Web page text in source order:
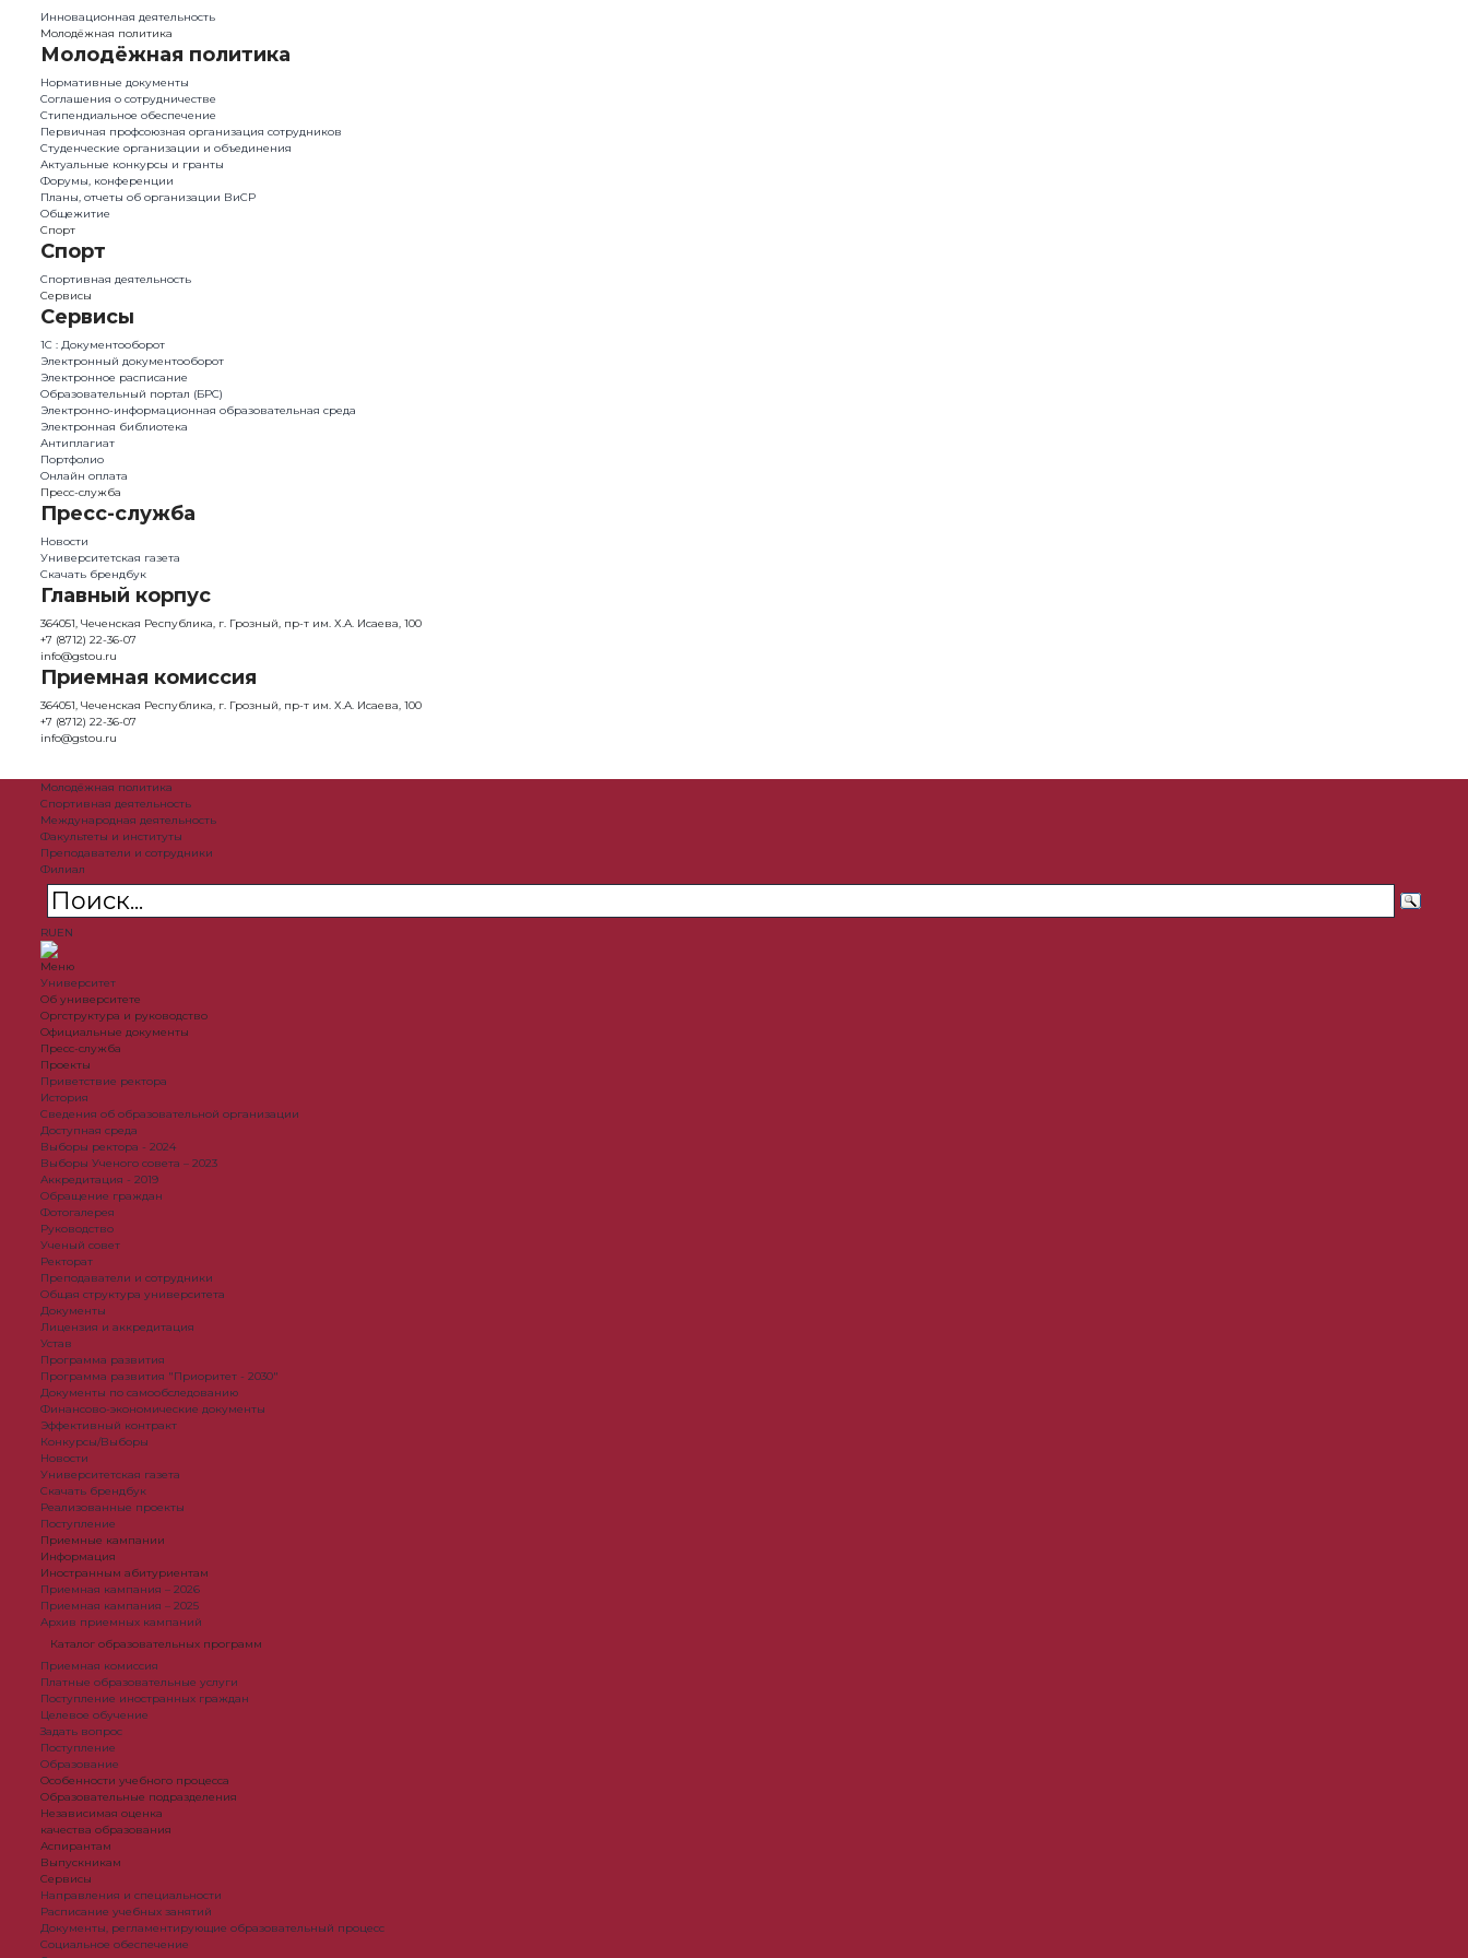
Инновационная деятельность
Молодёжная политика
Молодёжная политика
Нормативные документы
Соглашения о сотрудничестве
Стипендиальное обеспечение
Первичная профсоюзная организация сотрудников
Студенческие организации и объединения
Актуальные конкурсы и гранты
Форумы, конференции
Планы, отчеты об организации ВиСР
Общежитие
Спорт
Спорт
Спортивная деятельность
Сервисы
Сервисы
1С : Документооборот
Электронный документооборот
Электронное расписание
Образовательный портал (БРС)
Электронно-информационная образовательная среда
Электронная библиотека
Антиплагиат
Портфолио
Онлайн оплата
Пресс-служба
Пресс-служба
Новости
Университетская газета
Скачать брендбук
Главный корпус
364051, Чеченская Республика, г. Грозный, пр-т им. Х.А. Исаева, 100
+7 (8712) 22-36-07
info@gstou.ru
Приемная комиссия
364051, Чеченская Республика, г. Грозный, пр-т им. Х.А. Исаева, 100
+7 (8712) 22-36-07
info@gstou.ru
Молодёжная политика
Спортивная деятельность
Международная деятельность
Факультеты и институты
Преподаватели и сотрудники
Филиал
RUEN
Меню
Университет
Об университете
Оргструктура и руководство
Официальные документы
Пресс-служба
Проекты
Приветствие ректора
История
Сведения об образовательной организации
Доступная среда
Выборы ректора - 2024
Выборы Ученого совета – 2023
Аккредитация - 2019
Обращение граждан
Фотогалерея
Руководство
Ученый совет
Ректорат
Преподаватели и сотрудники
Общая структура университета
Документы
Лицензия и аккредитация
Устав
Программа развития
Программа развития "Приоритет - 2030"
Документы по самообследованию
Финансово-экономические документы
Эффективный контракт
Конкурсы/Выборы
Новости
Университетская газета
Скачать брендбук
Реализованные проекты
Поступление
Приемные кампании
Информация
Иностранным абитуриентам
Приемная кампания – 2026
Приемная кампания – 2025
Архив приемных кампаний
Каталог образовательных программ
Приемная комиссия
Платные образовательные услуги
Поступление иностранных граждан
Целевое обучение
Задать вопрос
Поступление
Образование
Особенности учебного процесса
Образовательные подразделения
Независимая оценка
качества образования
Аспирантам
Выпускникам
Сервисы
Направления и специальности
Расписание учебных занятий
Документы, регламентирующие образовательный процесс
Социальное обеспечение